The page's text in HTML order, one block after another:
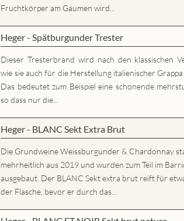
Fruchtkörper am Gaumen wird...
Heger - Spätburgunder Trester
Dieser Tresterbrand wird nach den klassischen
wie sie auch für die Herstellung italienischer
Das bedeutet zum Beispiel eine schonende
so dass nur die...
Heger - BLANC Sekt Extra Brut
Die Grundweine Weissburgunder & Chardonnay
mehrheitlich aus 2019 und wurden zum Teil im
ausgebaut. Der BLANC Sekt extra brut reift für
der Flasche, bevor er durch das...